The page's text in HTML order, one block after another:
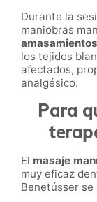
Durante la
maniobras
los tejidos
afectados,
analgésico.
Para
El masaje
muy eficaz
Benetússer se